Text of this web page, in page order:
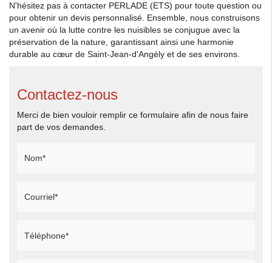
N'hésitez pas à contacter PERLADE (ETS) pour toute question ou
pour obtenir un devis personnalisé. Ensemble, nous construisons
un avenir où la lutte contre les nuisibles se conjugue avec la
préservation de la nature, garantissant ainsi une harmonie
durable au cœur de Saint-Jean-d'Angély et de ses environs.
Contactez-nous
Merci de bien vouloir remplir ce formulaire afin de nous faire
part de vos demandes.